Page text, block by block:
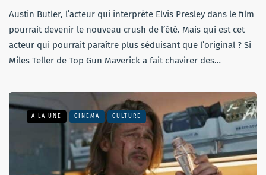
Austin Butler, l’acteur qui interprète Elvis Presley dans le film
pourrait devenir le nouveau crush de l’été. Mais qui est cet
acteur qui pourrait paraître plus séduisant que l’original ? Si
Miles Teller de Top Gun Maverick a fait chavirer des…
A LA UNE CINÉMA CULTURE